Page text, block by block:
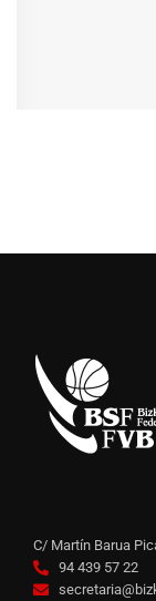
C/ Martín Barua
94 439 57 22